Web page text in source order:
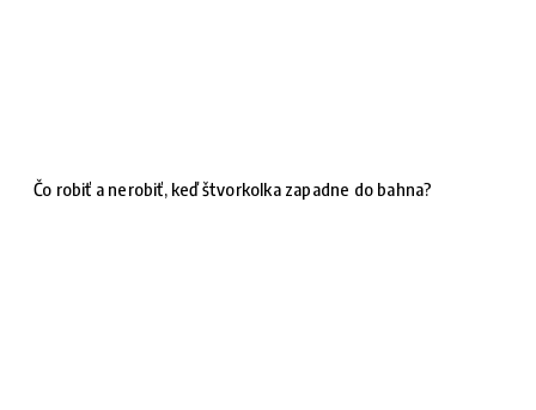
Čo robiť a nerobiť, keď štvorkolka zapadne do bahna?